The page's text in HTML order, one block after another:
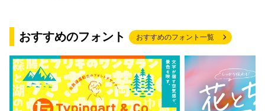
おすすめのフォント おすすめのフォント一覧